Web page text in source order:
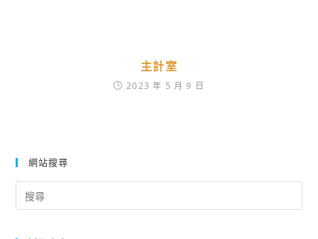
主計室
2023 年 5 月 9 日
網站搜尋
for: